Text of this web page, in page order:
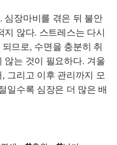
심장마비를 겪은 뒤 불안
지 않다. 스트레스는 다시
므로, 수면을 충분히 취
않는 것이 필요하다. 겨울
그리고 이후 관리까지 모
일수록 심장은 더 많은 배